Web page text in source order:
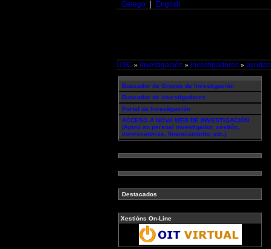
Galego English
USC » Investigación » Investigadores » ayudas
Buscador de Grupos de Investigación
Buscador de investigadores
Portal da Investigación
ACCESO A NOVA WEB DE INVESTIGACIÓN
(Apoio ao persoal investigador, xestión,
convocatorias, financiamento, etc.)
Destacados
Xestións On-Line